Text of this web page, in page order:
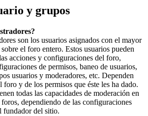
y grupos
son los usuarios asignados con el mayor
el foro entero. Estos usuarios pueden
acciones y configuraciones del foro,
de permisos, baneo de usuarios,
usuarios y moderadores, etc. Dependen
foro y de los permisos que éste les ha dado.
todas las capacidades de moderación en
dependiendo de las configuraciones
fundador del sitio.